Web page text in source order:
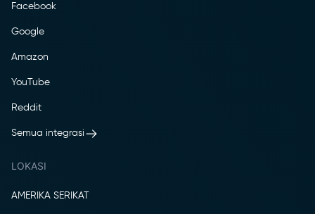
Facebook
Google
Amazon
YouTube
Reddit
Semua integrasi
LOKASI
AMERIKA SERIKAT